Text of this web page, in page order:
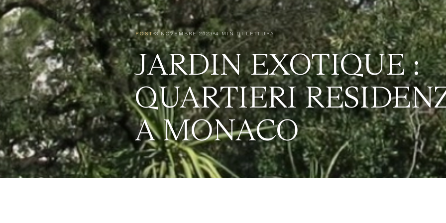
POST 3 NOVEMBRE 2023 4 MIN DI LETTURA
JARDIN EXOTIQUE :
QUARTIERI
A MONACO